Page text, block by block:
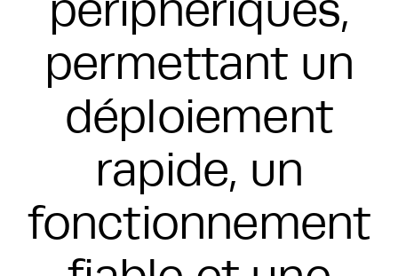
permettant un
déploiement
rapide, un
fonctionnement